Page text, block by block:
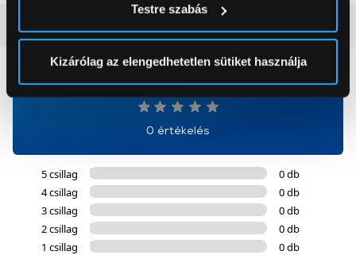
módjairól és adja meg preferenciáit aRészletek
pontban. Bármikor módosíthatja vagy visszavonhatja a
Sütinyilatkozathoz való hozzájárulását.
okat használ, melyeket az Ön gépén tárol a rendszer. A
cookie-k személyazonosítására nem alkalmasak,
használatával Ön elfogadja a cookie-k használatát.
További információk:ÁSZFésAdatvédelem
Testre szabás
Kizárólag az elengedhetetlen sütiket használja
0
0 értékelés
5 csillag
0 db
4 csillag
0 db
3 csillag
0 db
2 csillag
0 db
1 csillag
0 db